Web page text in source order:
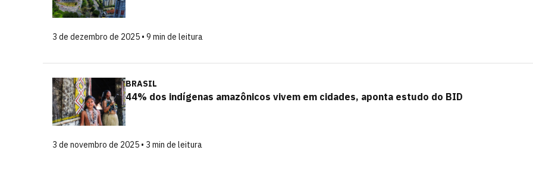
3 de dezembro de 2025 • 9 min de leitura
BRASIL
44% dos indígenas amazônicos vivem em cidades, aponta estudo do BID
3 de novembro de 2025 • 3 min de leitura